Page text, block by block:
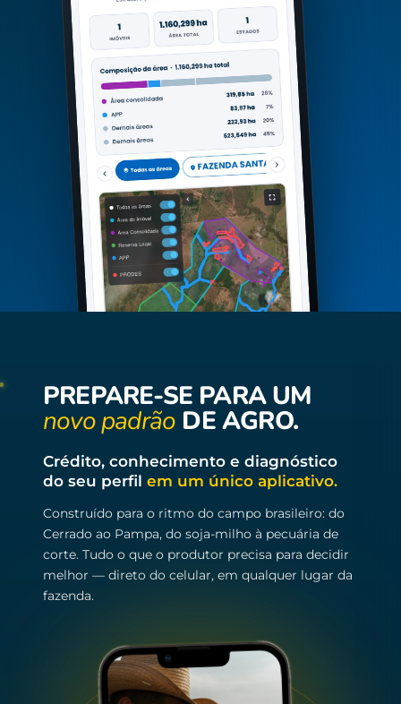
PREPARE-SE PARA UM
novo padrão DE AGRO.
Crédito, conhecimento e diagnóstico
do seu perfil em um único aplicativo.
Construído para o ritmo do campo brasileiro: do
Cerrado ao Pampa, do soja-milho à pecuária de
corte. Tudo o que o produtor precisa para decidir
melhor — direto do celular, em qualquer lugar da
fazenda.